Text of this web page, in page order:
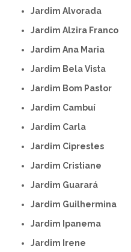
Jardim Alvorada
Jardim Alzira Franco
Jardim Ana Maria
Jardim Bela Vista
Jardim Bom Pastor
Jardim Cambuí
Jardim Carla
Jardim Ciprestes
Jardim Cristiane
Jardim Guarará
Jardim Guilhermina
Jardim Ipanema
Jardim Irene